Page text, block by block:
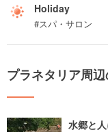
Holiday
#スパ・サロン
プラネタリア周
水郷と